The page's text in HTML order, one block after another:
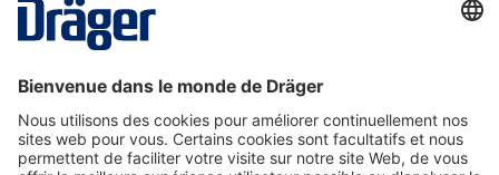
La technologie
Nous contacter